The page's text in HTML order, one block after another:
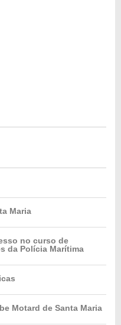
Maria
no curso de
da Polícia Marítima
Motard de Santa Maria